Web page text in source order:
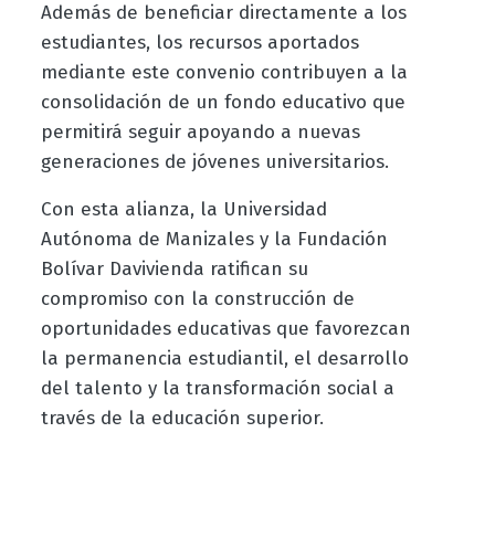
Además de beneficiar directamente a los
estudiantes, los recursos aportados
mediante este convenio contribuyen a la
consolidación de un fondo educativo que
permitirá seguir apoyando a nuevas
generaciones de jóvenes universitarios.
Con esta alianza, la Universidad
Autónoma de Manizales y la Fundación
Bolívar Davivienda ratifican su
compromiso con la construcción de
oportunidades educativas que favorezcan
la permanencia estudiantil, el desarrollo
del talento y la transformación social a
través de la educación superior.